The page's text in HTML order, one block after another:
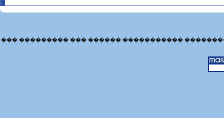
��� ��������� ��� ������ �����������